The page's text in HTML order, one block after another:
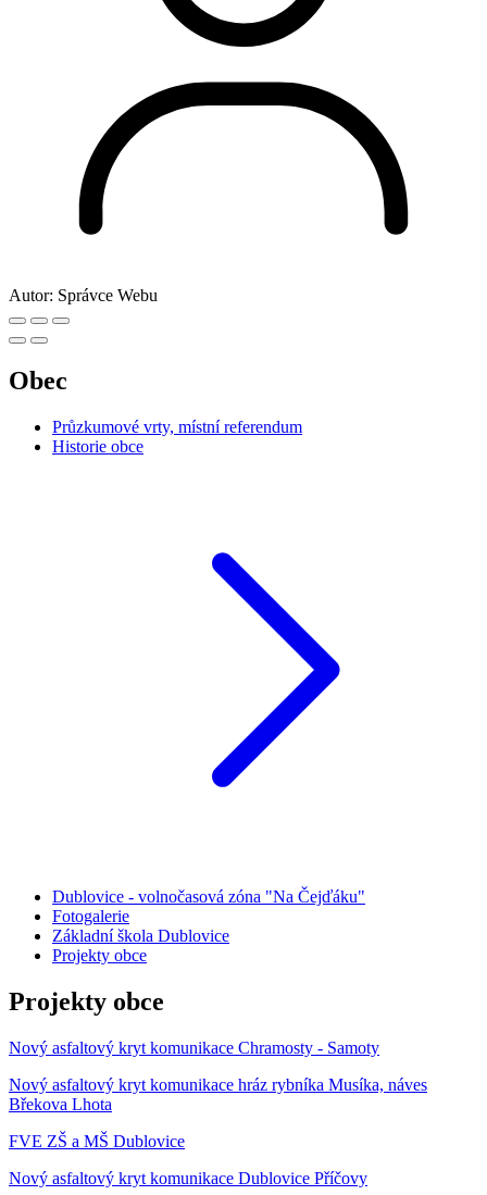
Autor: Správce Webu
Obec
Průzkumové vrty, místní referendum
Historie obce
Dublovice - volnočasová zóna "Na Čejďáku"
Fotogalerie
Základní škola Dublovice
Projekty obce
Projekty obce
Nový asfaltový kryt komunikace Chramosty - Samoty
Nový asfaltový kryt komunikace hráz rybníka Musíka, náves
Břekova Lhota
FVE ZŠ a MŠ Dublovice
Nový asfaltový kryt komunikace Dublovice Příčovy